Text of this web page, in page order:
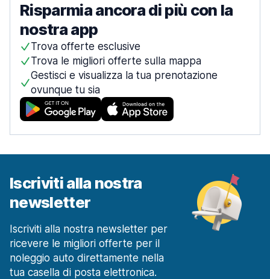
Risparmia ancora di più con la
nostra app
Trova offerte esclusive
Trova le migliori offerte sulla mappa
Gestisci e visualizza la tua prenotazione
ovunque tu sia
Iscriviti alla nostra
newsletter
Iscriviti alla nostra newsletter per
ricevere le migliori offerte per il
noleggio auto direttamente nella
tua casella di posta elettronica.